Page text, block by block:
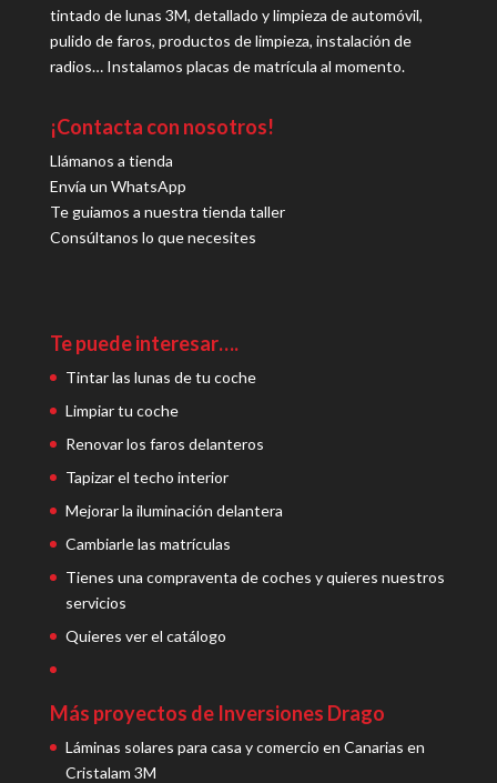
tintado de lunas 3M, detallado y limpieza de automóvil,
pulido de faros, productos de limpieza, instalación de
radios… Instalamos placas de matrícula al momento.
¡Contacta con nosotros!
Llámanos a tienda
Envía un WhatsApp
Te guiamos a nuestra tienda taller
Consúltanos lo que necesites
Te puede interesar….
Tintar las lunas de tu coche
Limpiar tu coche
Renovar los faros delanteros
Tapizar el techo interior
Mejorar la iluminación delantera
Cambiarle las matrículas
Tienes una compraventa de coches y quieres nuestros
servicios
Quieres ver el catálogo
Más proyectos de Inversiones Drago
Láminas solares para casa y comercio en Canarias en
Cristalam 3M